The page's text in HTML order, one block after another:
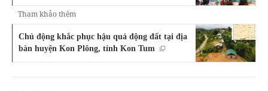
Tham khảo thêm
Chủ động khắc phục hậu quả động đất tại địa
bàn huyện Kon Plông, tỉnh Kon Tum